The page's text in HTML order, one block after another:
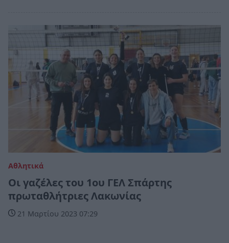
Αθλητικά
Οι γαζέλες του 1ου ΓΕΛ Σπάρτης
πρωταθλήτριες Λακωνίας
21 Μαρτίου 2023 07:29